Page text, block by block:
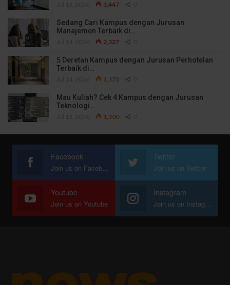
3,447
Sedang Cari Kampus dengan Jurusan
Manajemen Terbaik di…
2,327
5 Deretan Kampus dengan Jurusan Perhotelan
Terbaik di…
1,375
Mau Kuliah? Cek 4 Kampus dengan Jurusan
Teknologi…
1,300
Facebook
Join us on Facebook
Twitter
Join us on Twitter
Youtube
Join us on Youtube
Instagram
Join us on Instagram